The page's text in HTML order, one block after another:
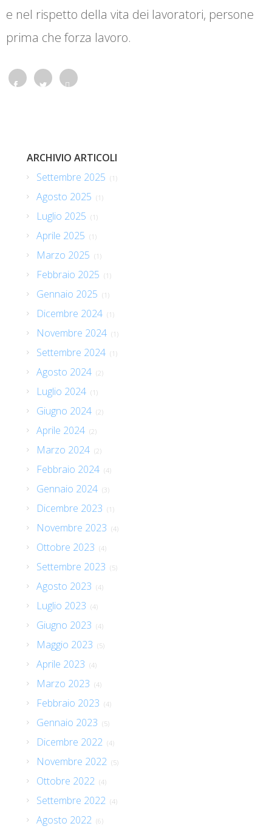
e nel rispetto della vita dei lavoratori, persone
prima che forza lavoro.
ARCHIVIO ARTICOLI
Settembre 2025 (1)
Agosto 2025 (1)
Luglio 2025 (1)
Aprile 2025 (1)
Marzo 2025 (1)
Febbraio 2025 (1)
Gennaio 2025 (1)
Dicembre 2024 (1)
Novembre 2024 (1)
Settembre 2024 (1)
Agosto 2024 (2)
Luglio 2024 (1)
Giugno 2024 (2)
Aprile 2024 (2)
Marzo 2024 (2)
Febbraio 2024 (4)
Gennaio 2024 (3)
Dicembre 2023 (1)
Novembre 2023 (4)
Ottobre 2023 (4)
Settembre 2023 (5)
Agosto 2023 (4)
Luglio 2023 (4)
Giugno 2023 (4)
Maggio 2023 (5)
Aprile 2023 (4)
Marzo 2023 (4)
Febbraio 2023 (4)
Gennaio 2023 (5)
Dicembre 2022 (4)
Novembre 2022 (5)
Ottobre 2022 (4)
Settembre 2022 (4)
Agosto 2022 (6)